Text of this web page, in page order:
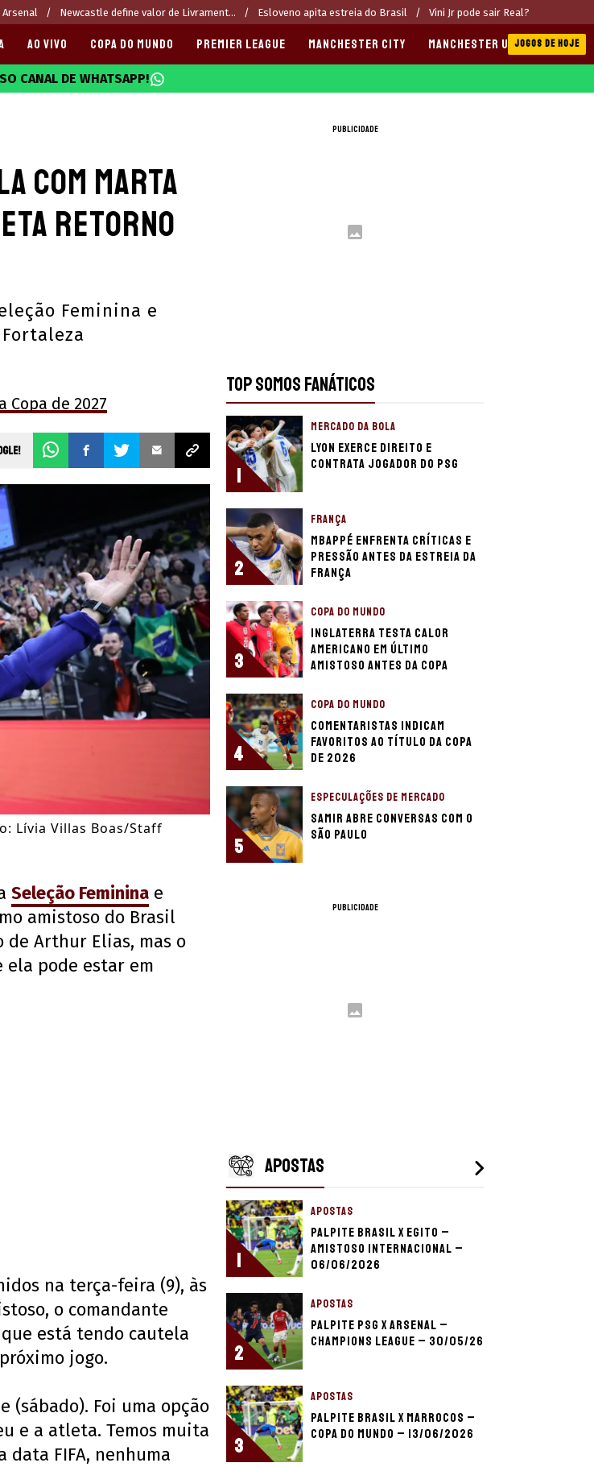
Newcastle define valor de Livrament... Esloveno apita estreia do Brasil Vini Jr pode sair Real?
AO VIVO COPA DO MUNDO PREMIER LEAGUE MANCHESTER CITY MANCHESTER UNITEDJOGOS DE HOJE
CANAL DE WHATSAPP!
com Marta
retorno
Feminina e
Copa de 2027
Lívia Villas Boas/Staff
Seleção Feminina e
amistoso do Brasil
de Arthur Elias, mas o
ela pode estar em
na terça-feira (9), às
o comandante
está tendo cautela
jogo.
(sábado). Foi uma opção
e a atleta. Temos muita
FIFA, nenhuma
PUBLICIDADE
TOP SOMOS FANÁTICOS
1
MERCADO DA BOLA
Lyon exerce direito e
contrata jogador do PSG
2
FRANÇA
Mbappé enfrenta críticas e
pressão antes da estreia da
França
3
COPA DO MUNDO
Inglaterra testa calor
americano em último
amistoso antes da Copa
4
COPA DO MUNDO
Comentaristas indicam
favoritos ao título da Copa
de 2026
5
ESPECULAÇÕES DE MERCADO
Samir abre conversas com o
São Paulo
PUBLICIDADE
APOSTAS
1
APOSTAS
Palpite Brasil x Egito –
Amistoso Internacional –
06/06/2026
2
APOSTAS
Palpite PSG x Arsenal –
Champions League – 30/05/26
3
APOSTAS
Palpite Brasil x Marrocos –
Copa do Mundo – 13/06/2026